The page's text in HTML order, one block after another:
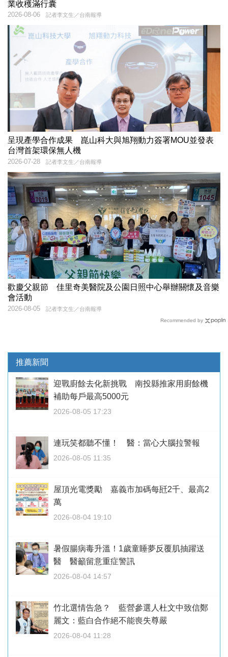
業收穫滿行囊
記者李文生／台南報導
2026-08-06
呈現產學合作成果 崑山科大與旭翔動力簽署MOU並發表
台灣首架環保無人機
記者李文生／台南報導
2026-07-28
歡慶父親節 佳里奇美醫院及公園日照中心舉辦關懷及音樂
會活動
記者李文生／台南報導
2026-08-05
Recommended by
推薦新聞
迎戰廚餘去化新挑戰 南投縣推家用廚餘機
補助每戶最高5000元
2026-08-05 17:23
連玩笑都聽不懂！ 醫：當心大腦拉警報
2026-08-05 11:35
屋頂光電獎勵 嘉義市加碼每瓩2千、最高2
萬
2026-08-04 19:10
暑假腸病毒升溫！1歲童睡夢反覆肌抽躍送
醫 醫籲留意重症警訊
2026-08-04 14:57
竹北選情告急？ 藍營參選人杜文中致信鄭
麗文：藍白合作絕不能喪失尊嚴
2026-08-04 11:28